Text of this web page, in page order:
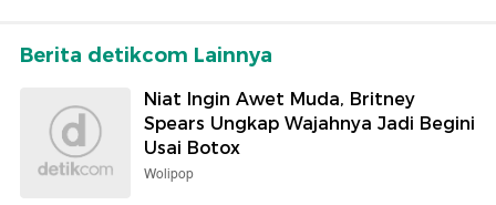
Berita detikcom Lainnya
Niat Ingin Awet Muda, Britney
Spears Ungkap Wajahnya Jadi Begini
Usai Botox
Wolipop